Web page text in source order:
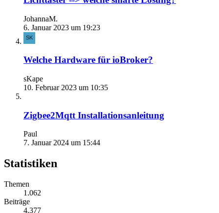
JohannaM.
6. Januar 2023 um 19:23
Welche Hardware für ioBroker?
sKape
10. Februar 2023 um 10:35
Zigbee2Mqtt Installationsanleitung
Paul
7. Januar 2024 um 15:44
Statistiken
Themen
1.062
Beiträge
4.377